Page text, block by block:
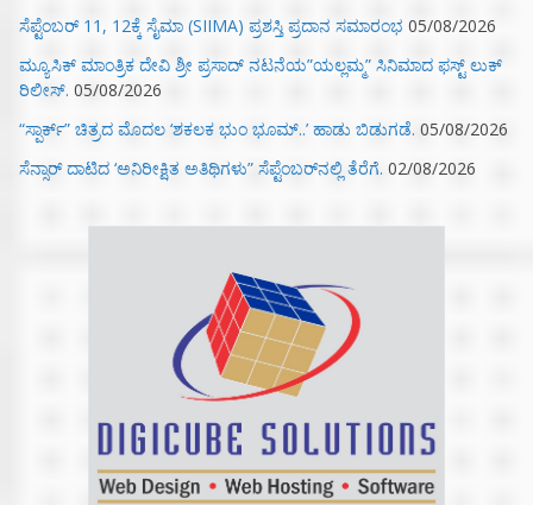
ಸೆಪ್ಟೆಂಬರ್ 11, 12ಕ್ಕೆ ಸೈಮಾ (SIIMA) ಪ್ರಶಸ್ತಿ ಪ್ರದಾನ ಸಮಾರಂಭ 05/08/2026
ಮ್ಯೂಸಿಕ್‌ ಮಾಂತ್ರಿಕ ದೇವಿ ಶ್ರೀ ಪ್ರಸಾದ್ ನಟನೆಯ”ಯಲ್ಲಮ್ಮ” ಸಿನಿಮಾದ ಫಸ್ಟ್‌ ಲುಕ್‌
ರಿಲೀಸ್. 05/08/2026
“ಸ್ಪಾರ್ಕ್” ಚಿತ್ರದ ಮೊದಲ‌ ‘ಶಕಲಕ ಭುಂ‌ ಭೂಮ್..’ ಹಾಡು ಬಿಡುಗಡೆ. 05/08/2026
ಸೆನ್ಸಾರ್ ದಾಟಿದ ‘ಅನಿರೀಕ್ಷಿತ ಅತಿಥಿಗಳು” ಸೆಪ್ಟೆಂಬರ್‌ನಲ್ಲಿ ತೆರೆಗೆ. 02/08/2026